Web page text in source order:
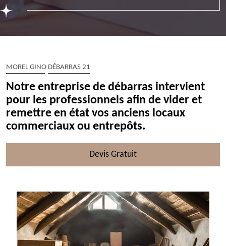
MOREL GINO DÉBARRAS 21
Notre entreprise de débarras intervient
pour les professionnels afin de vider et
remettre en état vos anciens locaux
commerciaux ou entrepôts.
Devis Gratuit